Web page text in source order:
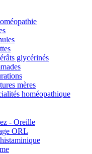
glycérinés
mères
homéopathique
- Oreille
ORL